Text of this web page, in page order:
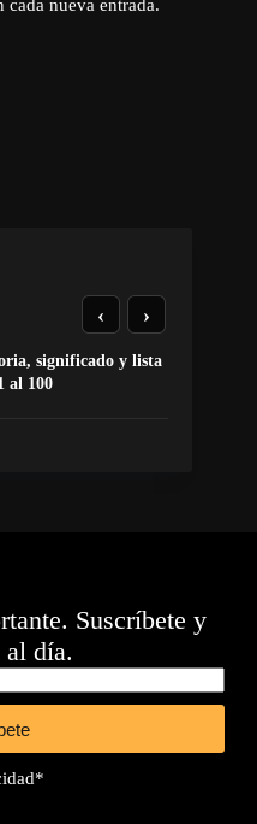
nueva entrada.
significado y lista
al 100
‹ ›
Suscríbete y
al día.
*